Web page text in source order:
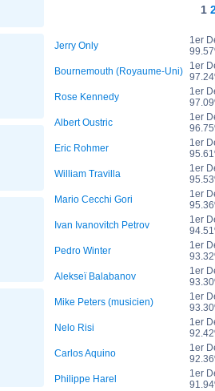
1
Jerry Only
1er
Bournemouth (Royaume-Uni)
1er
Rose Kennedy
1er
Albert Oustric
1er
Eric Rohmer
1er
William Travilla
1er
Mario Cecchi Gori
1er
Ivan Ivanovitch Petrov
1er
Pedro Winter
1er
Alekseï Balabanov
1er
Mike Peters (musicien)
1er
Nelo Risi
1er
Carlos Aquino
1er
Philippe Harel
1er